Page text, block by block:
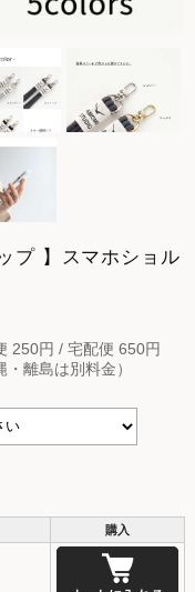
プ 】スマホショル
250円 / 宅配便 650円
・離島は別料金）
購入